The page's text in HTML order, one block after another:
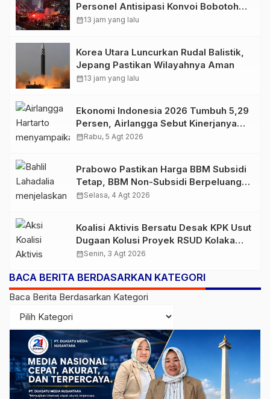
Personel Antisipasi Konvoi Bobotoh
Usai Final Piala Presiden
calendar_month13 jam yang lalu
Korea Utara Luncurkan Rudal Balistik,
Jepang Pastikan Wilayahnya Aman
calendar_month13 jam yang lalu
Ekonomi Indonesia 2026 Tumbuh 5,29
Persen, Airlangga Sebut Kinerjanya
Lampaui Rata-Rata Global
calendar_monthRabu, 5 Agt 2026
Prabowo Pastikan Harga BBM Subsidi
Tetap, BBM Non-Subsidi Berpeluang
Turun
calendar_monthSelasa, 4 Agt 2026
Koalisi Aktivis Bersatu Desak KPK Usut
Dugaan Kolusi Proyek RSUD Kolaka
Timur, Sejumlah Pejabat dan PT
Diperiksa
calendar_monthSenin, 3 Agt 2026
BACA BERITA BERDASARKAN KATEGORI
Baca Berita Berdasarkan Kategori